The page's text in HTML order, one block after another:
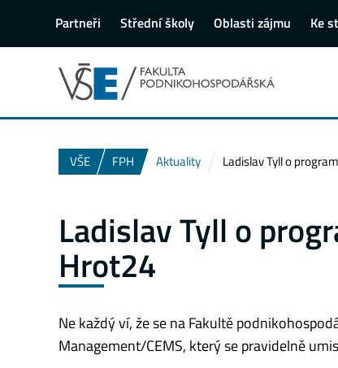
Partneři Střední školy Oblasti zájmu Ke
VŠE FPH Aktuality Ladislav Tyll o
Ladislav Tyll o
Hrot24
Ne každý ví, že se na Fakultě
Management/CEMS, který se pravidelně